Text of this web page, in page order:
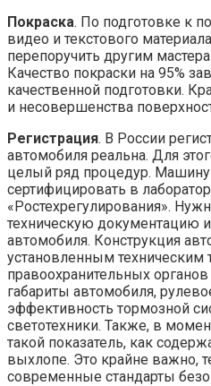
Покраска. По подготовке к
видео и текстового
перепоручить другим
Качество покраски на 95%
качественной подготовки.
и несовершенства
Регистрация. В России
автомобиля реальна. Для
целый ряд процедур.
сертифицировать в
«Ростехрегулирования».
техническую документацию
автомобиля. Конструкция
установленным техническим
правоохранительных
габариты автомобиля,
эффективность тормозной
светотехники. Также, в
такой показатель, как
выхлопе. Это крайне важно,
современные стандарты